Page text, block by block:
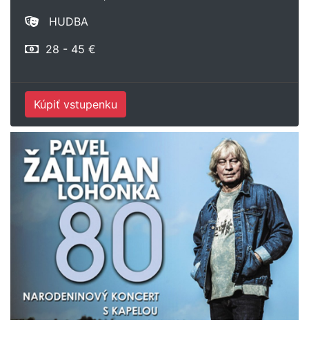
HUDBA
28 - 45 €
Kúpiť vstupenku